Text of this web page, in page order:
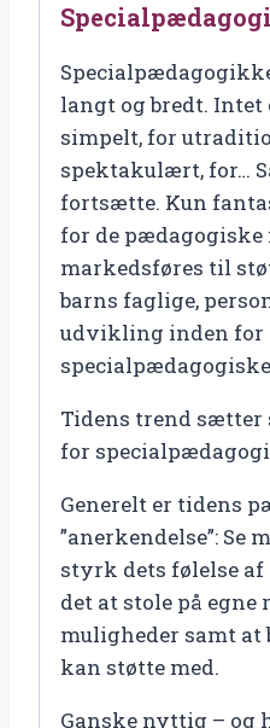
langt og bredt.
simpelt, for
spektakulært, for…
fortsætte. Kun
for de pædagogiske
markedsføres til
barns faglige,
udvikling inden for
Tidens trend sætter
for
Generelt er tidens
”anerkendelse”: Se
styrk dets følelse
det at stole på egne
muligheder samt at
kan støtte med.
Ganske nyttig –